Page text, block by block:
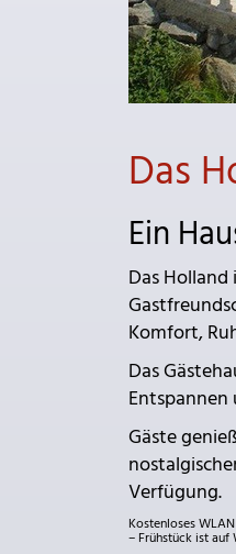
Das
Ein
Das
Komfort,
Das
Gäste
Verfügung.
Kostenloses
– Frühstück ist auf